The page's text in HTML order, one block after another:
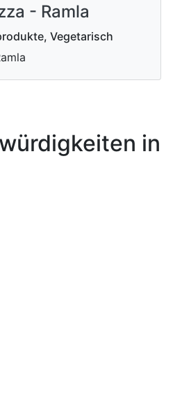
- Ramla
Vegetarisch
in